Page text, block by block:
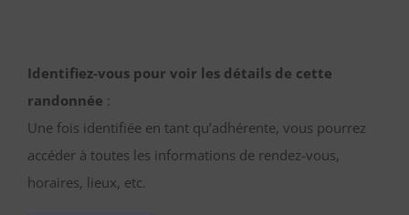
Identifiez-vous pour voir les détails de cette
randonnée :
Une fois identifiée en tant qu’adhérente, vous pourrez
accéder à toutes les informations de rendez-vous,
horaires, lieux, etc.